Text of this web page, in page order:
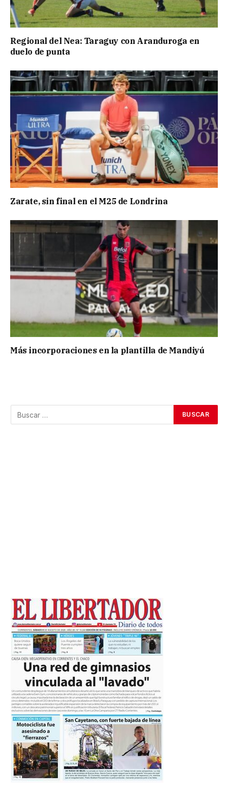
Regional del Nea: Taraguy con Aranduroga en
duelo de punta
Zarate, sin final en el M25 de Londrina
Más incorporaciones en la plantilla de Mandiyú